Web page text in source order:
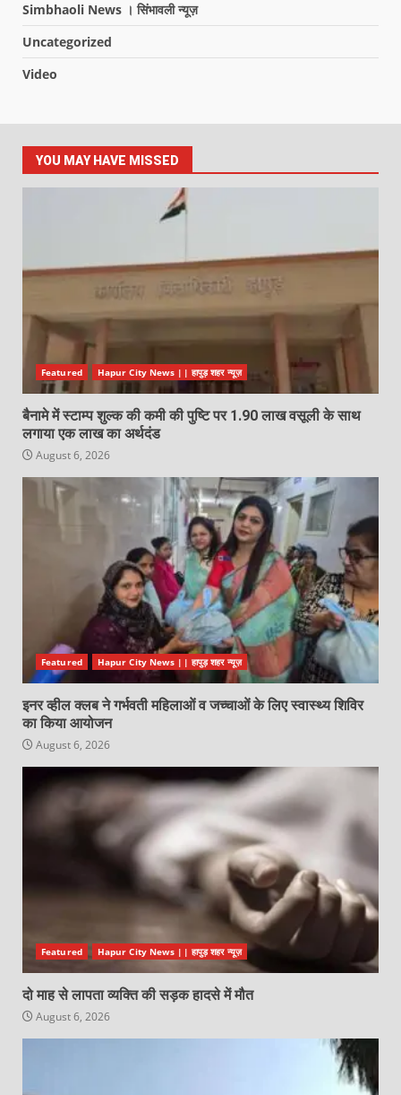
Simbhaoli News । सिंभावली न्यूज़
Uncategorized
Video
YOU MAY HAVE MISSED
Featured Hapur City News || हापुड़ शहर न्यूज़
बैनामे में स्टाम्प शुल्क की कमी की पुष्टि पर 1.90 लाख वसूली के साथ
लगाया एक लाख का अर्थदंड
August 6, 2026
Featured Hapur City News || हापुड़ शहर न्यूज़
इनर व्हील क्लब ने गर्भवती महिलाओं व जच्चाओं के लिए स्वास्थ्य शिविर
का किया आयोजन
August 6, 2026
Featured Hapur City News || हापुड़ शहर न्यूज़
दो माह से लापता व्यक्ति की सड़क हादसे में मौत
August 6, 2026